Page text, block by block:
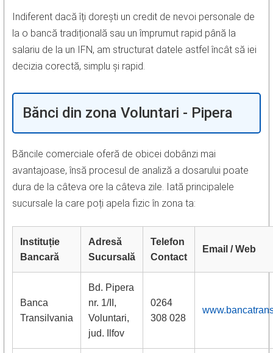
Indiferent dacă îți dorești un credit de nevoi personale de
la o bancă tradițională sau un împrumut rapid până la
salariu de la un IFN, am structurat datele astfel încât să iei
decizia corectă, simplu și rapid.
Bănci din zona Voluntari - Pipera
Băncile comerciale oferă de obicei dobânzi mai
avantajoase, însă procesul de analiză a dosarului poate
dura de la câteva ore la câteva zile. Iată principalele
sucursale la care poți apela fizic în zona ta:
Instituție
Bancară
Adresă
Sucursală
Telefon
Contact
Email / Web
Banca
Transilvania
Bd. Pipera
nr. 1/II,
Voluntari,
jud. Ilfov
0264
308 028